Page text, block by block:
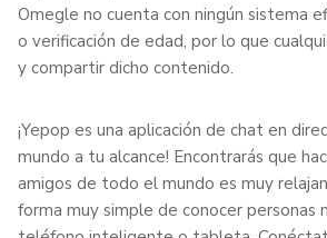
Omegle no cuenta con ningún sistema
o verificación de edad, por lo que
y compartir dicho contenido.
¡Yepop es una aplicación de chat en
mundo a tu alcance! Encontrarás que
amigos de todo el mundo es muy
forma muy simple de conocer personas